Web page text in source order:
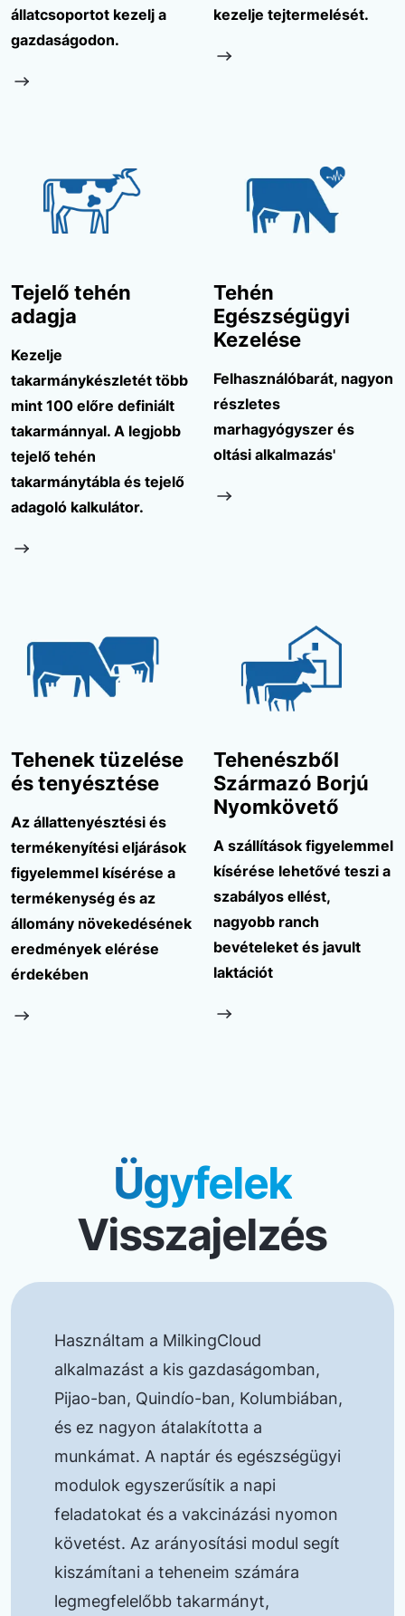
állatcsoportot kezelj a
gazdaságodon.
kezelje tejtermelését.
Tejelő tehén
adagja
Kezelje
takarmánykészletét több
mint 100 előre definiált
takarmánnyal. A legjobb
tejelő tehén
takarmánytábla és tejelő
adagoló kalkulátor.
Tehén
Egészségügyi
Kezelése
Felhasználóbarát, nagyon
részletes
marhagyógyszer és
oltási alkalmazás'
Tehenek tüzelése
és tenyésztése
Az állattenyésztési és
termékenyítési eljárások
figyelemmel kísérése a
termékenység és az
állomány növekedésének
eredmények elérése
érdekében
Tehenészből
Származó Borjú
Nyomkövető
A szállítások figyelemmel
kísérése lehetővé teszi a
szabályos ellést,
nagyobb ranch
bevételeket és javult
laktációt
Ügyfelek
Visszajelzés
Használtam a MilkingCloud
alkalmazást a kis gazdaságomban,
Pijao-ban, Quindío-ban, Kolumbiában,
és ez nagyon átalakította a
munkámat. A naptár és egészségügyi
modulok egyszerűsítik a napi
feladatokat és a vakcinázási nyomon
követést. Az arányosítási modul segít
kiszámítani a teheneim számára
legmegfelelőbb takarmányt,